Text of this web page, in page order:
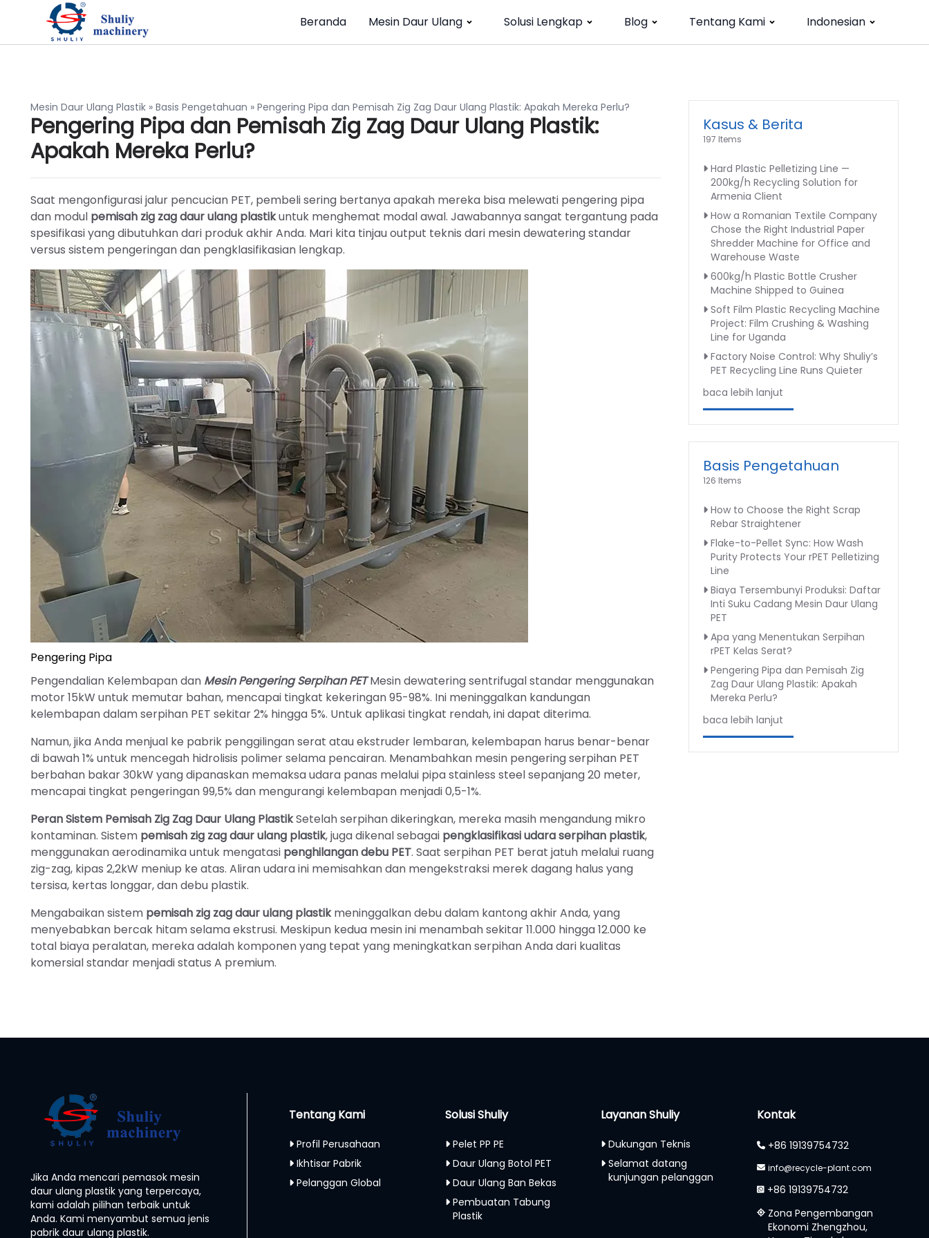
Beranda Mesin Daur Ulang Solusi Lengkap Blog Tentang Kami Indonesian
Mesin Daur Ulang Plastik » Basis Pengetahuan » Pengering Pipa dan Pemisah Zig Zag Daur Ulang Plastik: Apakah Mereka Perlu?
Pengering Pipa dan Pemisah Zig Zag Daur Ulang Plastik:
Apakah Mereka Perlu?
Saat mengonfigurasi jalur pencucian PET, pembeli sering bertanya apakah mereka bisa melewati pengering pipa
dan modul pemisah zig zag daur ulang plastikuntuk menghemat modal awal. Jawabannya sangat tergantung pada
spesifikasi yang dibutuhkan dari produk akhir Anda. Mari kita tinjau output teknis dari mesin dewatering standar
versus sistem pengeringan dan pengklasifikasian lengkap.
Pengering Pipa
Pengendalian Kelembapan dan Mesin Pengering Serpihan PETMesin dewatering sentrifugal standar menggunakan
motor 15kW untuk memutar bahan, mencapai tingkat kekeringan 95-98%. Ini meninggalkan kandungan
kelembapan dalam serpihan PET sekitar 2% hingga 5%. Untuk aplikasi tingkat rendah, ini dapat diterima.
Namun, jika Anda menjual ke pabrik penggilingan serat atau ekstruder lembaran, kelembapan harus benar-benar
di bawah 1% untuk mencegah hidrolisis polimer selama pencairan. Menambahkan mesin pengering serpihan PET
berbahan bakar 30kW yang dipanaskan memaksa udara panas melalui pipa stainless steel sepanjang 20 meter,
mencapai tingkat pengeringan 99,5% dan mengurangi kelembapan menjadi 0,5-1%.
Peran Sistem Pemisah Zig Zag Daur Ulang PlastikSetelah serpihan dikeringkan, mereka masih mengandung mikro
kontaminan. Sistem pemisah zig zag daur ulang plastik, juga dikenal sebagai pengklasifikasi udara serpihan plastik,
menggunakan aerodinamika untuk mengatasi penghilangan debu PET. Saat serpihan PET berat jatuh melalui ruang
zig-zag, kipas 2,2kW meniup ke atas. Aliran udara ini memisahkan dan mengekstraksi merek dagang halus yang
tersisa, kertas longgar, dan debu plastik.
Mengabaikan sistem pemisah zig zag daur ulang plastikmeninggalkan debu dalam kantong akhir Anda, yang
menyebabkan bercak hitam selama ekstrusi. Meskipun kedua mesin ini menambah sekitar 11.000 hingga 12.000 ke
total biaya peralatan, mereka adalah komponen yang tepat yang meningkatkan serpihan Anda dari kualitas
komersial standar menjadi status A premium.
Kasus & Berita
197 Items
Hard Plastic Pelletizing Line —
200kg/h Recycling Solution for
Armenia Client
How a Romanian Textile Company
Chose the Right Industrial Paper
Shredder Machine for Office and
Warehouse Waste
600kg/h Plastic Bottle Crusher
Machine Shipped to Guinea
Soft Film Plastic Recycling Machine
Project: Film Crushing & Washing
Line for Uganda
Factory Noise Control: Why Shuliy’s
PET Recycling Line Runs Quieter
baca lebih lanjut
Basis Pengetahuan
126 Items
How to Choose the Right Scrap
Rebar Straightener
Flake-to-Pellet Sync: How Wash
Purity Protects Your rPET Pelletizing
Line
Biaya Tersembunyi Produksi: Daftar
Inti Suku Cadang Mesin Daur Ulang
PET
Apa yang Menentukan Serpihan
rPET Kelas Serat?
Pengering Pipa dan Pemisah Zig
Zag Daur Ulang Plastik: Apakah
Mereka Perlu?
baca lebih lanjut
Jika Anda mencari pemasok mesin
daur ulang plastik yang terpercaya,
kami adalah pilihan terbaik untuk
Anda. Kami menyambut semua jenis
pabrik daur ulang plastik.
Tentang Kami
Profil Perusahaan
Ikhtisar Pabrik
Pelanggan Global
Solusi Shuliy
Pelet PP PE
Daur Ulang Botol PET
Daur Ulang Ban Bekas
Pembuatan Tabung
Plastik
Layanan Shuliy
Dukungan Teknis
Selamat datang
kunjungan pelanggan
Kontak
+86 19139754732
info@recycle-plant.com
+86 19139754732
Zona Pengembangan
Ekonomi Zhengzhou,